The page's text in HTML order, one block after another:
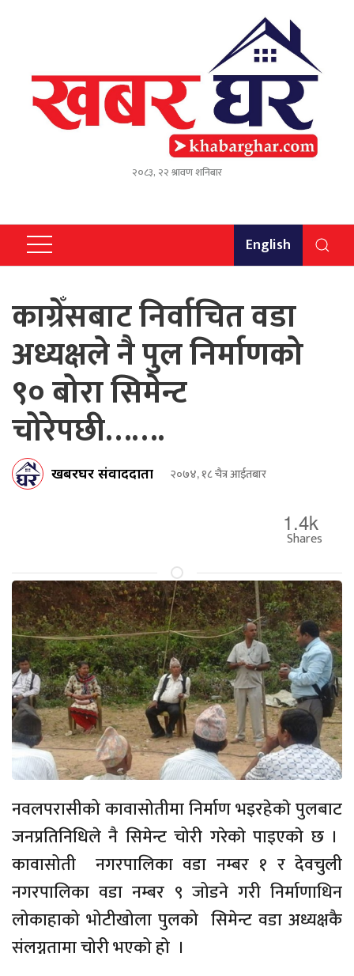
२०८३, २२ श्रावण शनिबार
English
काग्रेँसबाट निर्वाचित वडा
अध्यक्षले नै पुल निर्माणको
९० बोरा सिमेन्ट
चोरेपछी…….
खबरघर संवाददाता २०७४, १८ चैत्र आईतबार
1.4k
Shares
नवलपरासीको कावासोतीमा निर्माण भइरहेकाे पुलबाट
जनप्रतिनिधिले नै सिमेन्ट चोरी गरेकाे पाइएकाे छ ।
कावासोती नगरपालिका वडा नम्बर १ र देवचुली
नगरपालिका वडा नम्बर ९ जोडने गरी निर्माणाधिन
लोकाहाको भोटीखोला पुलको सिमेन्ट वडा अध्यक्षकै
संलग्नतामा चोरी भएको हो ।